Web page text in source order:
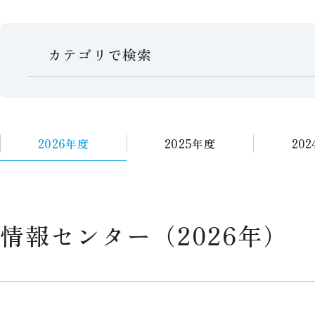
カテゴリで検索
2026年度 2025年度
情報センター（2026年）